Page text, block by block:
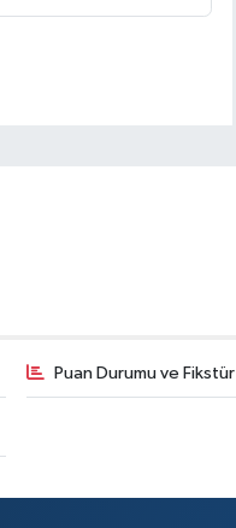
Puan Durumu ve Fikstür